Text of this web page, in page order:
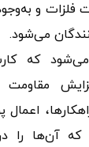
فلزات و
می‌شود.
که
آن‌ها را